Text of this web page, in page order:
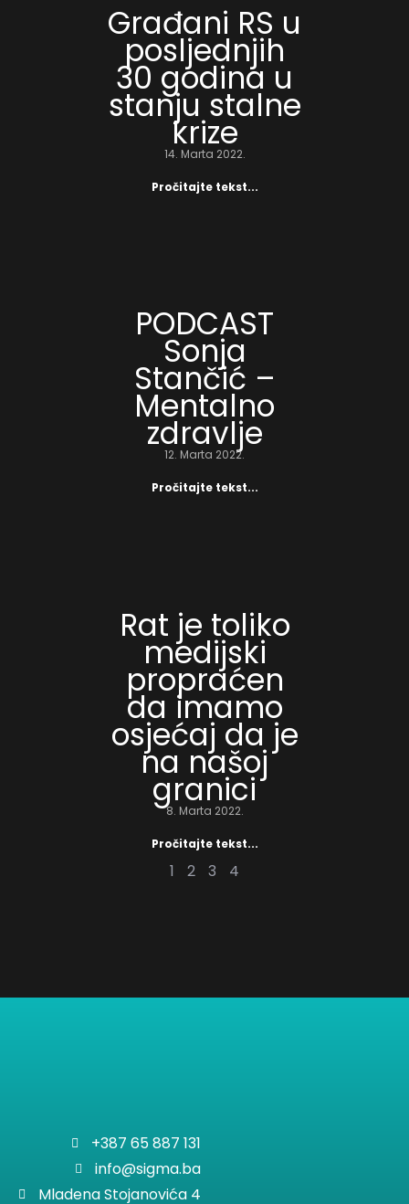
Građani RS u
posljednjih
30 godina u
stanju stalne
krize
14. Marta 2022.
Pročitajte tekst...
PODCAST
Sonja
Stančić –
Mentalno
zdravlje
12. Marta 2022.
Pročitajte tekst...
Rat je toliko
medijski
propraćen
da imamo
osjećaj da je
na našoj
granici
8. Marta 2022.
Pročitajte tekst...
1 2 3 4
+387 65 887 131
info@sigma.ba
Mladena Stojanovića 4